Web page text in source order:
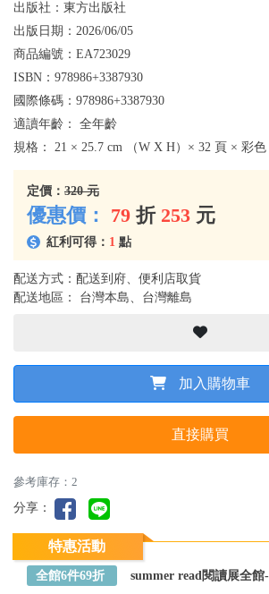
出版社： 東方出版社
出版日期： 2026/06/05
商品編號： EA723029
ISBN： 978986+3387930
國際條碼： 978986+3387930
適讀年齡： 全年齡
規格： 21 × 25.7 cm （W X H）× 32 頁 × 彩
定價： 320 元
優惠價： 79 折 253 元
紅利可得： 1 點
配送方式：配送到府、便利店取貨
配送地區： 台灣本島、台灣離島
加入購物車
直接購買
參考庫存：2
分享：
特惠活動
全館6件69折 summer read閱讀展全館-單75折